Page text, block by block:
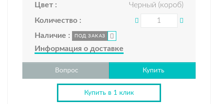
Цвет :
Черный (короб)
Количество :
Наличие :
ПОД ЗАКАЗ
Информация о доставке
Вопрос Купить
Купить в 1 клик